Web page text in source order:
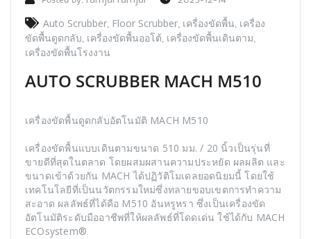
Auto Scrubber, Floor Scrubber, เครื่องขัดพื้น, เครื่อง
ขัดพื้นดูดกลับ, เครื่องขัดพื้นออโต้, เครื่องขัดพื้นเดินตาม,
เครื่องขัดพื้นโรงงาน
AUTO SCRUBBER MACH M510
เครื่องขัดพื้นดูดกลับอัตโนมัติ MACH M510
เครื่องขัดพื้นแบบเดินตามขนาด 510 มม. / 20 นิ้วเป็นรุ่นที่
ขายดีที่สุดในตลาด โดยผสมผสานความประหยัด ผลผลิต และ
ขนาดเข้าด้วยกัน MACH ได้ปฏิวัติโมเดลยอดนิยมนี้ โดยใช้
เทคโนโลยีที่เป็นนวัตกรรมใหม่ซึ่งทลายขอบเขตการทำความ
สะอาด ผลลัพธ์ที่ได้คือ M510 อันหรูหรา ซึ่งเป็นเครื่องขัด
อัตโนมัติระดับมืออาชีพที่ให้ผลลัพธ์ที่โดดเด่น ใช้ได้กับ MACH
ECOsystem®